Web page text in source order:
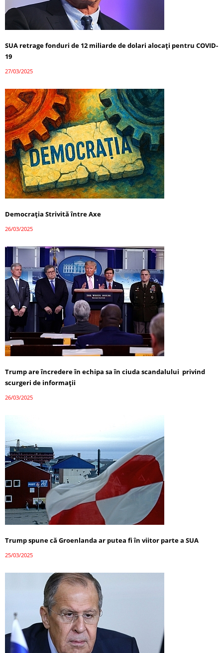
SUA retrage fonduri de 12 miliarde de dolari alocați pentru COVID-
19
27/03/2025
Democrația Strivită între Axe
26/03/2025
Trump are încredere în echipa sa în ciuda scandalului privind
scurgeri de informații
26/03/2025
Trump spune că Groenlanda ar putea fi în viitor parte a SUA
25/03/2025